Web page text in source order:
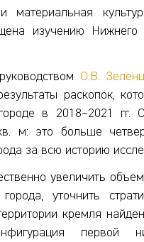
материальная
изучению Нижнего
О.В.
раскопок,
в 2018–2021 гг.
м: это больше
за всю историю
увеличить
уточнить
кремля
первой